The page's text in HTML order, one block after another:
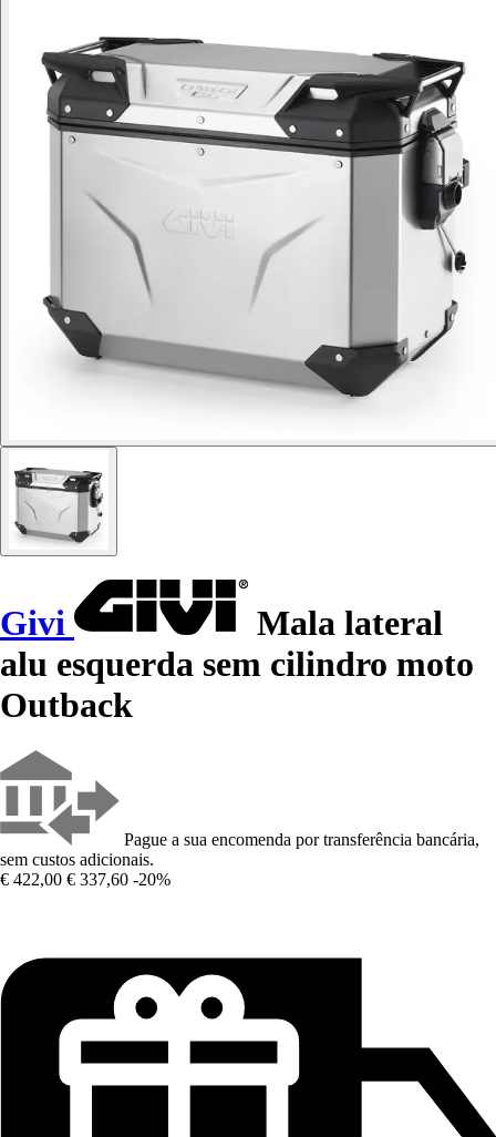
Givi
Mala lateral
alu esquerda sem cilindro moto
Outback
Pague a sua encomenda por transferência bancária,
sem custos adicionais.
€ 422,00 € 337,60 -20%